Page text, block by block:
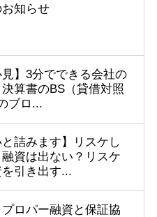
知らせ
見】3分でできる会社の
算書のBS（貸借対照
ブロ...
と詰みます】リスケし
資は出ない？リスケ
引き出す...
プロパー融資と保証協